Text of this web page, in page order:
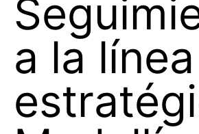
a la línea